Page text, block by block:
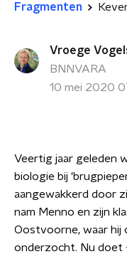
Fragmenten
Vroege
BNNVARA
10 mei 2020
Veertig jaar geleden
biologie bij
aangewakkerd door
nam Menno en zijn
Oostvoorne, waar hij
onderzocht. Nu doet